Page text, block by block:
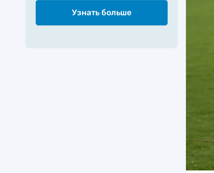
Узнать больше